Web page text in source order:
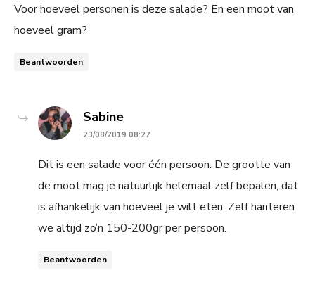
Voor hoeveel personen is deze salade? En een moot van
hoeveel gram?
Beantwoorden
Sabinesays:
23/08/2019 08:27
Dit is een salade voor één persoon. De grootte van
de moot mag je natuurlijk helemaal zelf bepalen, dat
is afhankelijk van hoeveel je wilt eten. Zelf hanteren
we altijd zo’n 150-200gr per persoon.
Beantwoorden